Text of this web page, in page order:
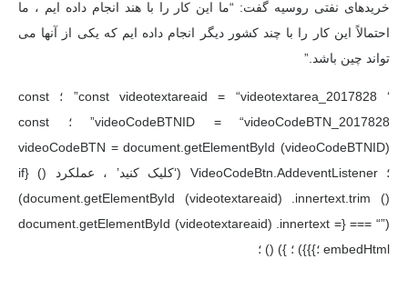
خریدهای نفتی روسیه گفت: “ما این كار را با هند انجام داده ایم ، ما
احتمالاً این كار را با چند كشور دیگر انجام داده ایم كه یكی از آنها می
تواند چین باشد.”
‘ const videotextareaid = “videotextarea_2017828” ؛ const
videoCodeBTNID = “videoCodeBTN_2017828” ؛ const
videoCodeBTN = document.getElementById (videoCodeBTNID)
؛ VideoCodeBtn.AddeventListener (‘کلیک کنید’ ، عملکرد () {if
(document.getElementById (videotextareaid) .innertext.trim ()
=== “”) {document.getElementById (videotextareaid) .innertext =
embedHtml ؛}}}) ؛ }) () ؛